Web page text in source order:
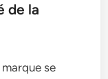
de la
se